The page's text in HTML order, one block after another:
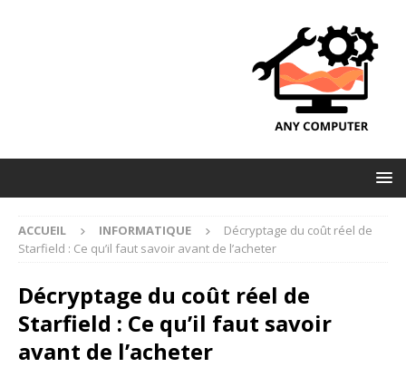
ACCUEIL INFORMATIQUE
Décryptage du coût réel de
Starfield : Ce qu’il faut savoir avant de l’acheter
Décryptage du coût réel de
Starfield : Ce qu’il faut savoir
avant de l’acheter